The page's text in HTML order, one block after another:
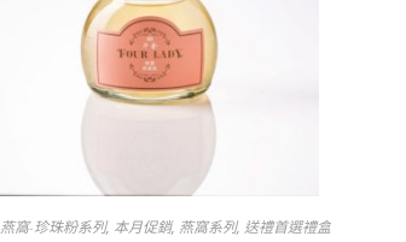
燕窩-珍珠粉系列, 本月促銷, 燕窩系列, 送禮首選禮盒專區